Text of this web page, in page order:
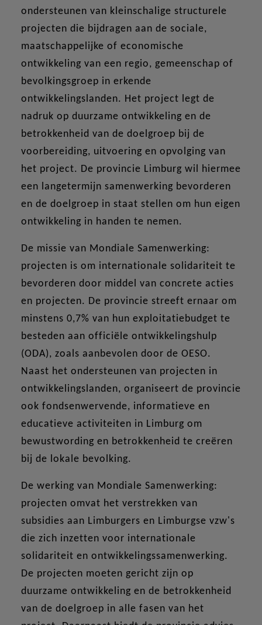
ondersteunen van kleinschalige structurele
projecten die bijdragen aan de sociale,
maatschappelijke of economische
ontwikkeling van een regio, gemeenschap of
bevolkingsgroep in erkende
ontwikkelingslanden. Het project legt de
nadruk op duurzame ontwikkeling en de
betrokkenheid van de doelgroep bij de
voorbereiding, uitvoering en opvolging van
het project. De provincie Limburg wil hiermee
een langetermijn samenwerking bevorderen
en de doelgroep in staat stellen om hun eigen
ontwikkeling in handen te nemen.
De missie van Mondiale Samenwerking:
projecten is om internationale solidariteit te
bevorderen door middel van concrete acties
en projecten. De provincie streeft ernaar om
minstens 0,7% van hun exploitatiebudget te
besteden aan officiële ontwikkelingshulp
(ODA), zoals aanbevolen door de OESO.
Naast het ondersteunen van projecten in
ontwikkelingslanden, organiseert de provincie
ook fondsenwervende, informatieve en
educatieve activiteiten in Limburg om
bewustwording en betrokkenheid te creëren
bij de lokale bevolking.
De werking van Mondiale Samenwerking:
projecten omvat het verstrekken van
subsidies aan Limburgers en Limburgse vzw's
die zich inzetten voor internationale
solidariteit en ontwikkelingssamenwerking.
De projecten moeten gericht zijn op
duurzame ontwikkeling en de betrokkenheid
van de doelgroep in alle fasen van het